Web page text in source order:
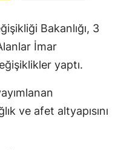
Bakanlığı, 3
İmar
yaptı.
ve afet altyapısını